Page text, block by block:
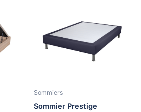
Sommiers
Sommier Prestige